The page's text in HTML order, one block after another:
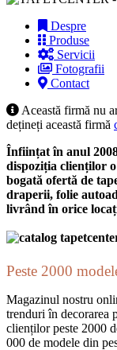
Despre
Produse
Servicii
Fotografii
Contact
Această firmă nu
dețineți această firmă
Înființat în anul
dispoziția clienților
bogată ofertă de
draperii, folie
livrând în orice
Peste 2000
Magazinul nostru
trenduri în decorarea
clienților peste 2000
000 de modele din